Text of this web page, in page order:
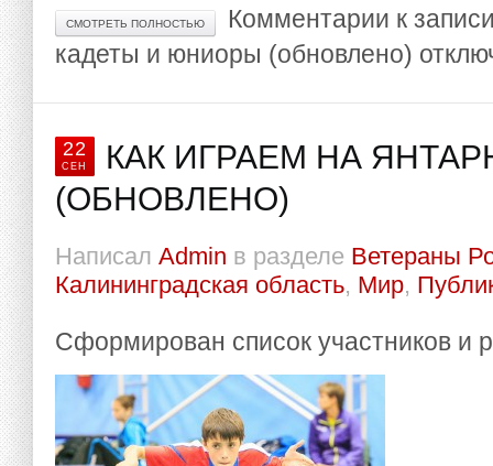
СМОТРЕТЬ ПОЛНОСТЬЮ Комментарии к
кадеты и юниоры (обновлено)
22
СЕН
КАК ИГРАЕМ НА
(ОБНОВЛЕНО)
Написал Admin в разделе Ветераны
Калининградская область, Мир,
Сформирован список участников и